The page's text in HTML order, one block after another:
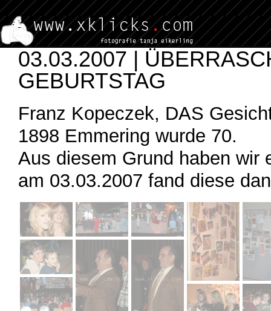
03.03.2007 |
GEBURTSTAG
Franz Kopeczek, DAS
1898 Emmering wurde 70.
Aus diesem Grund haben wir
am 03.03.2007 fand diese